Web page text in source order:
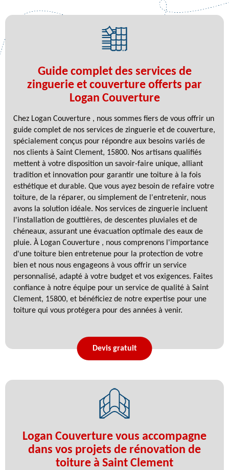
Guide complet des services de
zinguerie et couverture offerts par
Logan Couverture
Chez Logan Couverture , nous sommes fiers de vous offrir un
guide complet de nos services de zinguerie et de couverture,
spécialement conçus pour répondre aux besoins variés de
nos clients à Saint Clement, 15800. Nos artisans qualifiés
mettent à votre disposition un savoir-faire unique, alliant
tradition et innovation pour garantir une toiture à la fois
esthétique et durable. Que vous ayez besoin de refaire votre
toiture, de la réparer, ou simplement de l'entretenir, nous
avons la solution idéale. Nos services de zinguerie incluent
l'installation de gouttières, de descentes pluviales et de
chéneaux, assurant une évacuation optimale des eaux de
pluie. À Logan Couverture , nous comprenons l'importance
d'une toiture bien entretenue pour la protection de votre
bien et nous nous engageons à vous offrir un service
personnalisé, adapté à votre budget et vos exigences. Faites
confiance à notre équipe pour un service de qualité à Saint
Clement, 15800, et bénéficiez de notre expertise pour une
toiture qui vous protégera pour des années à venir.
Devis gratuit
Logan Couverture vous accompagne
dans vos projets de rénovation de
toiture à Saint Clement